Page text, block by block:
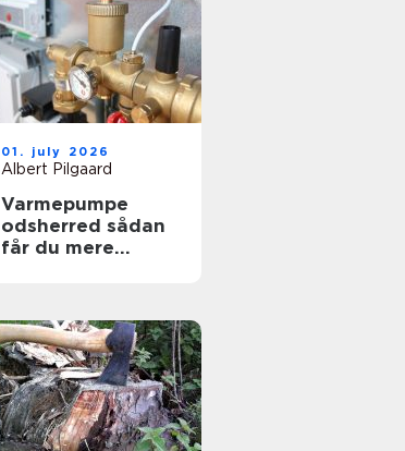
01. july 2026
Albert Pilgaard
Varmepumpe
odsherred sådan
får du mere